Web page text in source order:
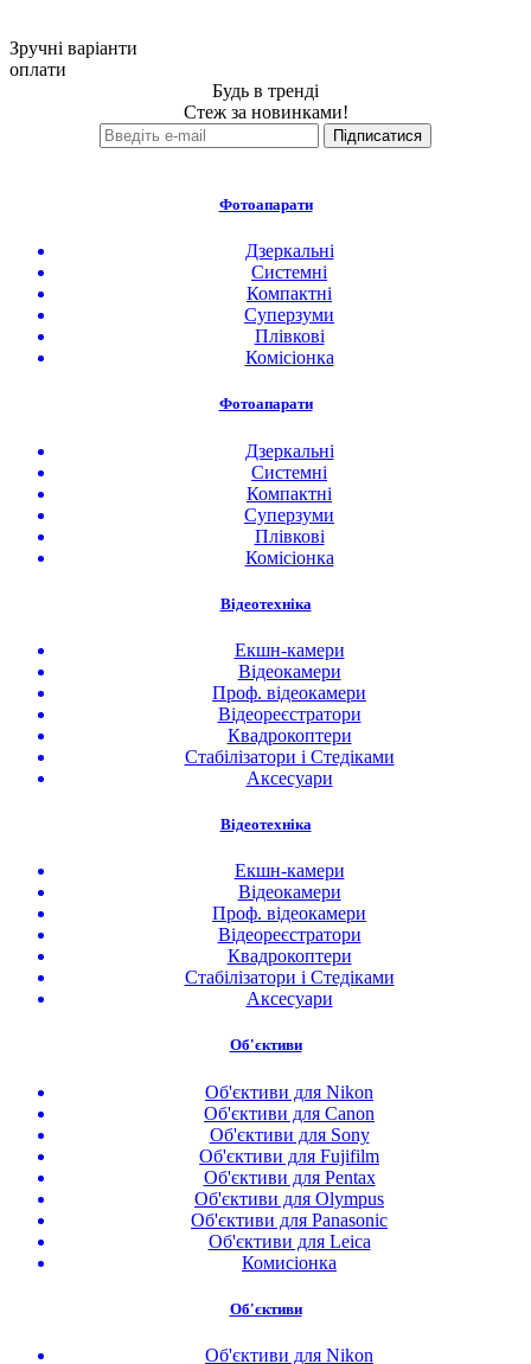
Зручні варіанти
оплати
Будь в тренді
Стеж за новинками!
Фотоапарати
Дзеркальні
Системні
Компактні
Суперзуми
Плівкові
Комісіонка
Фотоапарати
Дзеркальні
Системні
Компактні
Суперзуми
Плівкові
Комісіонка
Відеотехніка
Екшн-камери
Відеокамери
Проф. відеокамери
Відеореєстратори
Квадрокоптери
Стабілізатори і Стедіками
Аксесуари
Відеотехніка
Екшн-камери
Відеокамери
Проф. відеокамери
Відеореєстратори
Квадрокоптери
Стабілізатори і Стедіками
Аксесуари
Об'єктиви
Об'єктиви для Nikon
Об'єктиви для Canon
Об'єктиви для Sony
Об'єктиви для Fujifilm
Об'єктиви для Pentax
Об'єктиви для Olympus
Об'єктиви для Panasonic
Об'єктиви для Leica
Комисіонка
Об'єктиви
Об'єктиви для Nikon